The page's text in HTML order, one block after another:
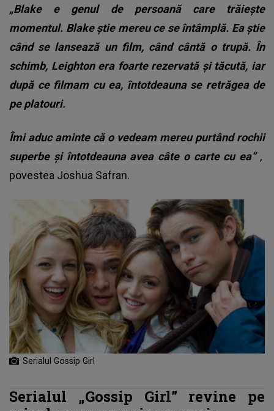
„Blake e genul de persoană care trăiește
momentul. Blake știe mereu ce se întâmplă. Ea știe
când se lansează un film, când cântă o trupă. În
schimb, Leighton era foarte rezervată și tăcută, iar
după ce filmam cu ea, întotdeauna se retrăgea de
pe platouri.
Îmi aduc aminte că o vedeam mereu purtând rochii
superbe și întotdeauna avea câte o carte cu ea” ,
povestea Joshua Safran.
Serialul Gossip Girl
Serialul „Gossip Girl” revine pe